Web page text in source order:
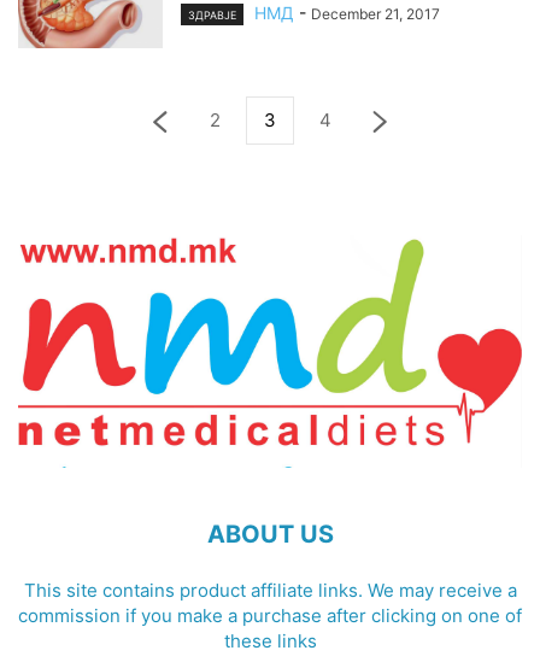
ЗДРАВЈЕ НМД - December 21, 2017
2 3 4
ABOUT US
This site contains product affiliate links. We may receive a
commission if you make a purchase after clicking on one of
these links